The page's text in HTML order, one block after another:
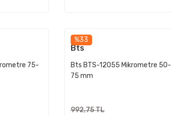
75-
%33
Bts
Bts BTS-12055 Mikrometre 50-
75 mm
992,75 TL